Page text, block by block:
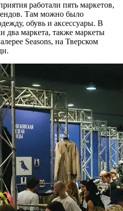
работали пять маркетов,
Там можно было
обувь и аксессуары. В
два маркета, также маркеты
Seasons, на Тверском